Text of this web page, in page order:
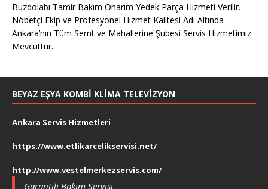
Buzdolabı Tamir Bakım Onarım Yedek Parça Hizmeti Verilir.
Nöbetçi Ekip ve Profesyonel Hizmet Kalitesi Adı Altında
Ankara’nın Tüm Semt ve Mahallerine Şubesi Servis Hizmetimiz
Mevcuttur..
BEYAZ EŞYA KOMBI KLIMA TELEVIZYON
Ankara Servis Hizmetleri
https://www.etlikarcelikservisi.net/
http://www.vestelmerkezservis.com/
Garantili Bakım Servisi